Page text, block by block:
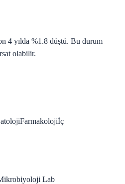
4 yılda %1.8 düştü. Bu durum
olabilir.
Farmakolojiİç
Lab